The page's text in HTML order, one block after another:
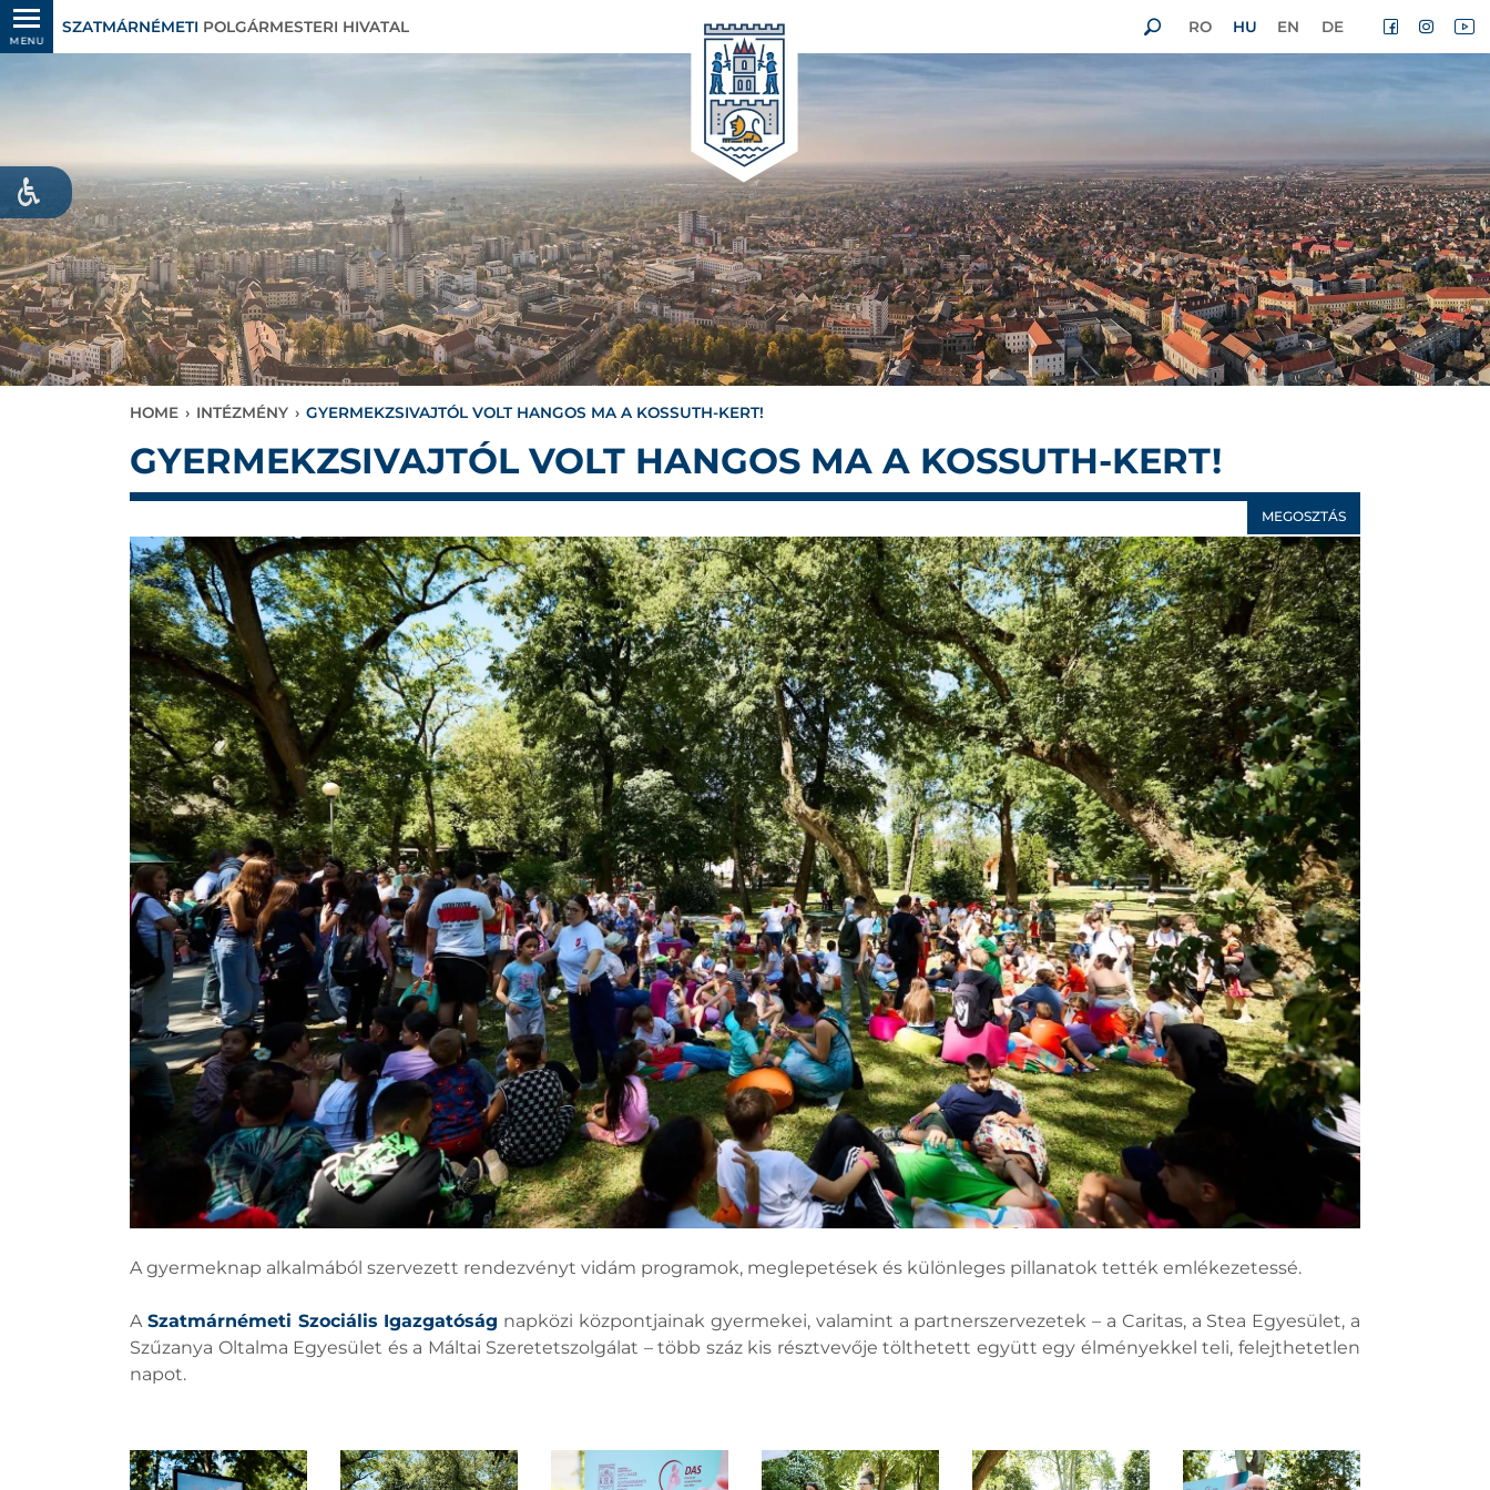
MENU
SZATMÁRNÉMETI POLGÁRMESTERI HIVATAL RO HU EN DE
HOME › INTÉZMÉNY › GYERMEKZSIVAJTÓL VOLT HANGOS MA A KOSSUTH-KERT!
GYERMEKZSIVAJTÓL VOLT HANGOS MA A KOSSUTH-KERT!
MEGOSZTÁS
A gyermeknap alkalmából szervezett rendezvényt vidám programok, meglepetések és különleges pillanatok tették emlékezetessé.
A Szatmárnémeti Szociális Igazgatóság napközi központjainak gyermekei, valamint a partnerszervezetek – a Caritas, a Stea Egyesület, a
Szűzanya Oltalma Egyesület és a Máltai Szeretetszolgálat – több száz kis résztvevője tölthetett együtt egy élményekkel teli, felejthetetlen
napot.